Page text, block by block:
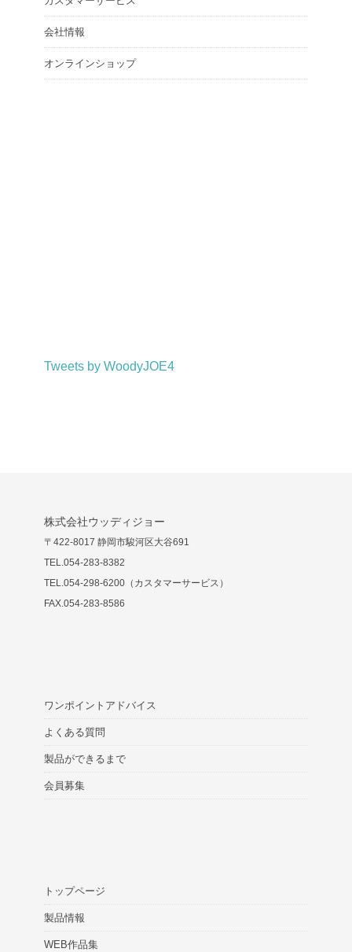
会社情報
オンラインショップ
Tweets by WoodyJOE4
株式会社ウッディジョー
〒422-8017 静岡市駿河区大谷691
TEL.054-283-8382
TEL.054-298-6200（カスタマーサービス）
FAX.054-283-8586
ワンポイントアドバイス
よくある質問
製品ができるまで
会員募集
トップページ
製品情報
WEB作品集